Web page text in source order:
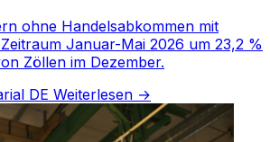
ohne Handelsabkommen mit
Januar-Mai 2026 um 23,2 %
Zöllen im Dezember.
DE Weiterlesen →